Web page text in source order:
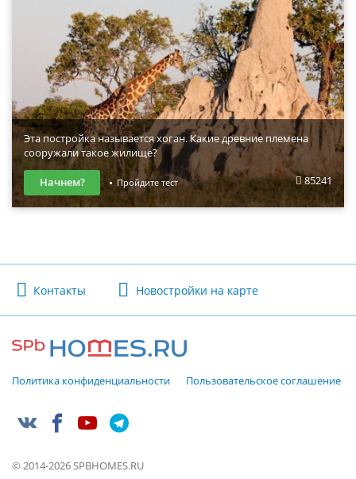
Эта постройка называется хоган. Какие древние племена
сооружали такое жилище?
85241
Начнем? Пройдите тест
Контакты Новостройки на карте
Политика конфиденциальности Пользовательское соглашение
© 2014-2026 SPBHOMES.RU